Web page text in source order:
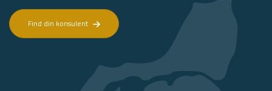
Find din konsulent